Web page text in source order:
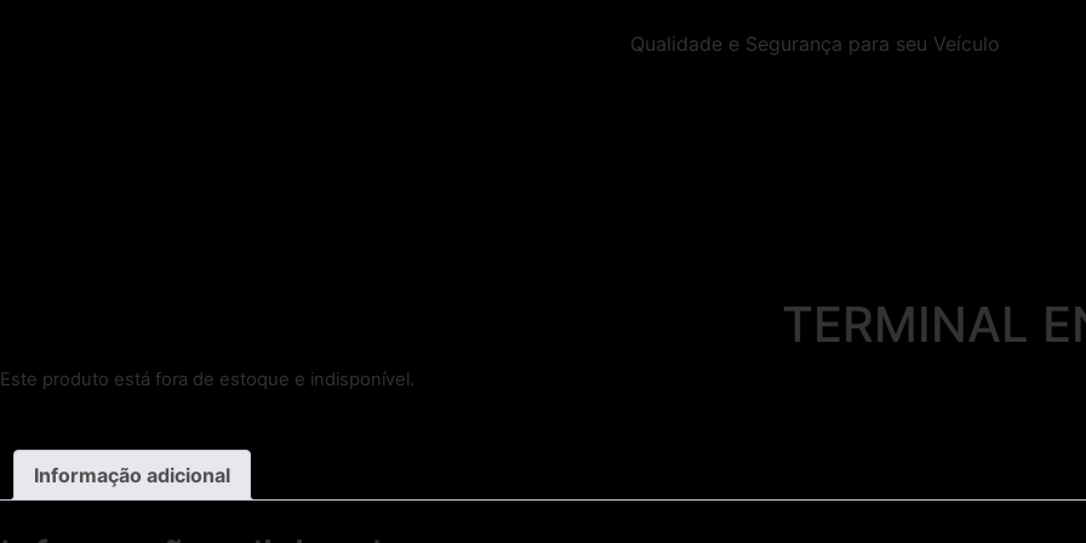
Qualidade e Segurança para seu Veículo
TERMINAL
Este produto está fora de estoque e indisponível.
Informação adicional